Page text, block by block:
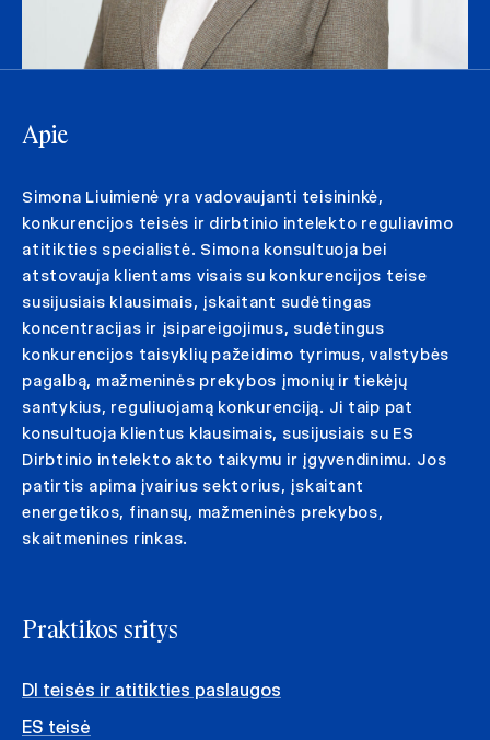
Apie
Simona Liuimienė yra vadovaujanti teisininkė,
konkurencijos teisės ir dirbtinio intelekto reguliavimo
atitikties specialistė. Simona konsultuoja bei
atstovauja klientams visais su konkurencijos teise
susijusiais klausimais, įskaitant sudėtingas
koncentracijas ir įsipareigojimus, sudėtingus
konkurencijos taisyklių pažeidimo tyrimus, valstybės
pagalbą, mažmeninės prekybos įmonių ir tiekėjų
santykius, reguliuojamą konkurenciją. Ji taip pat
konsultuoja klientus klausimais, susijusiais su ES
Dirbtinio intelekto akto taikymu ir įgyvendinimu. Jos
patirtis apima įvairius sektorius, įskaitant
energetikos, finansų, mažmeninės prekybos,
skaitmenines rinkas.
Praktikos sritys
DI teisės ir atitikties paslaugos
ES teisė